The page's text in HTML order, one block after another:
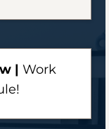
| Work